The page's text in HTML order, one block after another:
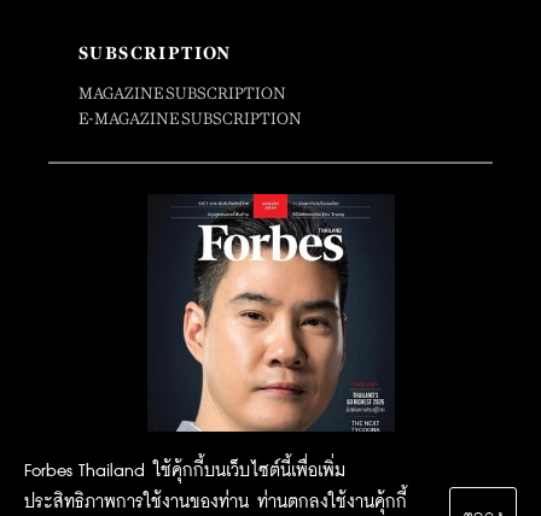
Forbes Thailand ใช้คุ้กกี้บนเว็บไซต์นี้เพื่อเพิ่ม
ประสิทธิภาพการใช้งานของท่าน ท่านตกลงใช้งานคุ้กกี้
SUBSCRIPTION
MAGAZINE SUBSCRIPTION
E-MAGAZINE SUBSCRIPTION